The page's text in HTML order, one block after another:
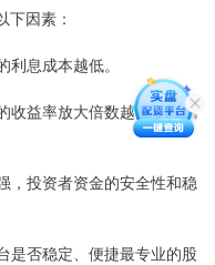
因素：
息成本越低。
收益率放大倍数越大，但风
，投资者资金的安全性和稳
是否稳定、便捷最专业的股